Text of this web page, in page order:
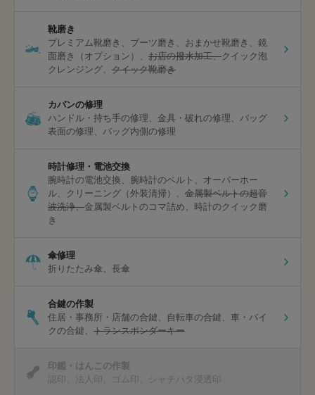
靴磨き
プレミアム靴磨き
ブーツ磨き おまかせ靴磨き
鏡
面磨き（オプション）
お店の撥水加工
クイック泡
クレンジング
クイック靴磨き
カバンの修理
ハンドル・持ち手の修理
金具・破れの修理
バッグ
表面の修理
バッグ内側の修理
時計修理・電池交換
腕時計の電池交換
腕時計のベルト
オーバーホー
ル
クリーニング（外装清掃）
金属製ベルトの超音
波洗浄
金属製ベルトのコマ詰め
時計のクイック磨
き
傘修理
折りたたみ傘
長傘
合鍵の作製
住居・事務所・店舗の合鍵
自転車の合鍵
車・バイ
クの合鍵
トランスポンダーキー
印鑑・はんこの作製
認印
法人印 ゴム印 シャチハタ浸透印